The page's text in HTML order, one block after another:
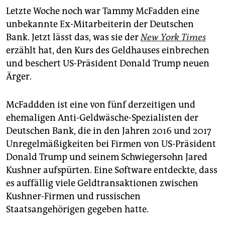
abo
genossenschaft
epaper login
Letzte Woche noch war Tammy McFadden eine
unbekannte Ex-Mitarbeiterin der Deutschen
Bank. Jetzt lässt das, was sie derNew York Times
erzählt hat, den Kurs des Geldhauses einbrechen
und beschert US-Präsident Donald Trump neuen
Ärger.
McFaddden ist eine von fünf derzeitigen und
ehemaligen Anti-Geldwäsche-Spezialisten der
Deutschen Bank, die in den Jahren 2016 und 2017
Unregelmäßigkeiten bei Firmen von US-Präsident
Donald Trump und seinem Schwiegersohn Jared
Kushner aufspürten. Eine Software entdeckte, dass
es auffällig viele Geldtransaktionen zwischen
Kushner-Firmen und russischen
Staatsangehörigen gegeben hatte.